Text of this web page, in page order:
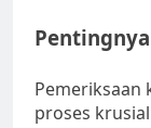
Pemeriksaan
proses